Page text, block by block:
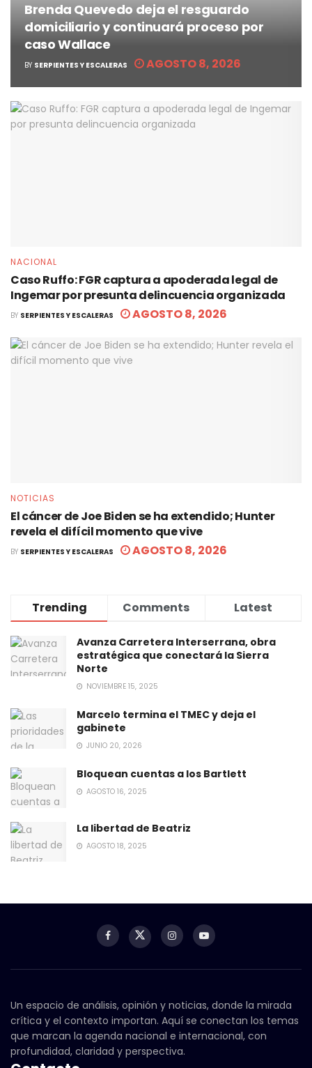
Brenda Quevedo deja el resguardo
domiciliario y continuará proceso por
caso Wallace
BY SERPIENTES Y ESCALERAS AGOSTO 8, 2026
NACIONAL
Caso Ruffo: FGR captura a apoderada legal de
Ingemar por presunta delincuencia organizada
BY SERPIENTES Y ESCALERAS AGOSTO 8, 2026
NOTICIAS
El cáncer de Joe Biden se ha extendido; Hunter
revela el difícil momento que vive
BY SERPIENTES Y ESCALERAS AGOSTO 8, 2026
Trending Comments Latest
Avanza Carretera Interserrana, obra
estratégica que conectará la Sierra
Norte
NOVIEMBRE 15, 2025
Marcelo termina el TMEC y deja el
gabinete
JUNIO 20, 2026
Bloquean cuentas a los Bartlett
AGOSTO 16, 2025
La libertad de Beatriz
AGOSTO 18, 2025
Un espacio de análisis, opinión y noticias, donde la mirada
crítica y el contexto importan. Aquí se conectan los temas
que marcan la agenda nacional e internacional, con
profundidad, claridad y perspectiva.